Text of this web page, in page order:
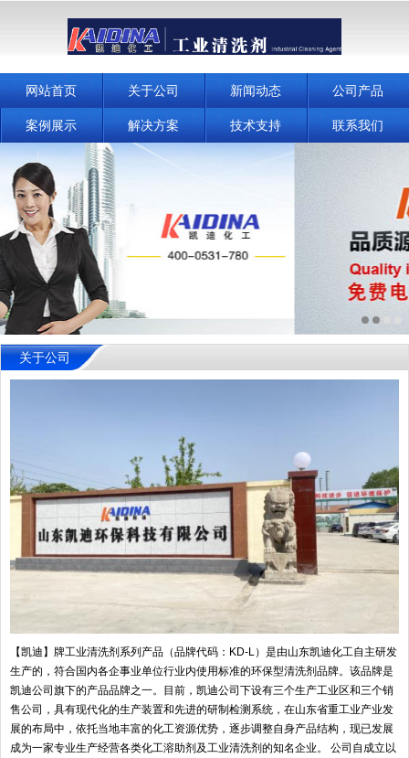
网站首页 关于公司 新闻动态 公司产品
案例展示 解决方案 技术支持 联系我们
关于公司
【凯迪】牌工业清洗剂系列产品（品牌代码：KD-L）是由山东凯迪化工自主研发
生产的，符合国内各企事业单位行业内使用标准的环保型清洗剂品牌。该品牌是
凯迪公司旗下的产品品牌之一。目前，凯迪公司下设有三个生产工业区和三个销
售公司，具有现代化的生产装置和先进的研制检测系统，在山东省重工业产业发
展的布局中，依托当地丰富的化工资源优势，逐步调整自身产品结构，现已发展
成为一家专业生产经营各类化工溶助剂及工业清洗剂的知名企业。 公司自成立以